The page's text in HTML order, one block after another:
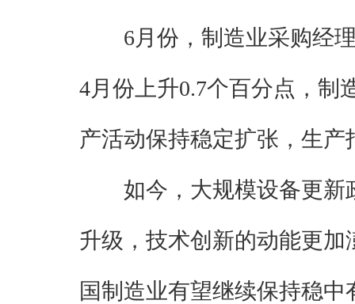
6月份，制造业采购经
4月份上升0.7个百分点，制
产活动保持稳定扩张，生产
如今，大规模设备更
升级，技术创新的动能更加
国制造业有望继续保持稳